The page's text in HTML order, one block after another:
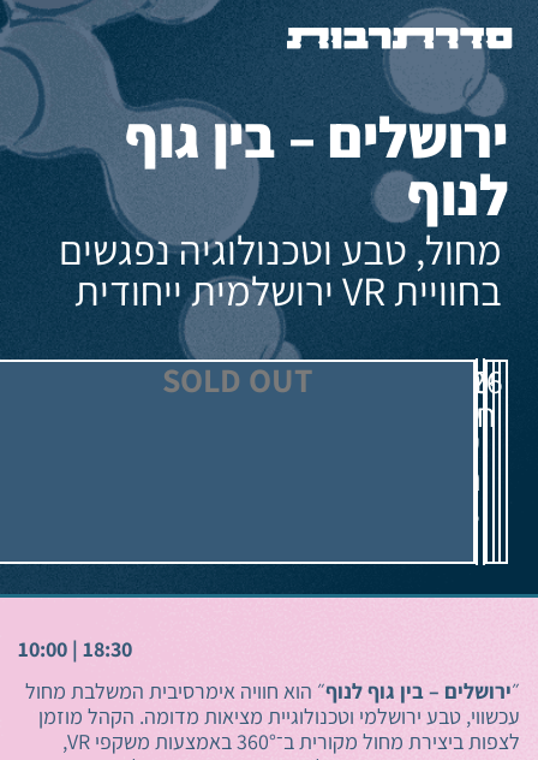
ירושלים – בין גוף
לנוף
מחול, טבע וטכנולוגיה נפגשים
בחוויית VR ירושלמית ייחודית
13.08.26
יום
חמישי
10:00
מרכז
מחול
שלם:
הפרסה
3
SOLD OUT
10:00 | 18:30
״ירושלים – בין גוף לנוף״ הוא חוויה אימרסיבית המשלבת מחול
עכשווי, טבע ירושלמי וטכנולוגיית מציאות מדומה. הקהל מוזמן
לצפות ביצירת מחול מקורית ב־360° באמצעות משקפי VR,